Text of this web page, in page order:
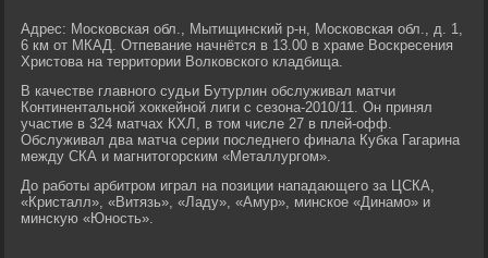
Адрес: Московская обл., Мытищинский р-н, Московская обл., д. 1,
6 км от МКАД. Отпевание начнётся в 13.00 в храме Воскресения
Христова на территории Волковского кладбища.
В качестве главного судьи Бутурлин обслуживал матчи
Континентальной хоккейной лиги с сезона-2010/11. Он принял
участие в 324 матчах КХЛ, в том числе 27 в плей-офф.
Обслуживал два матча серии последнего финала Кубка Гагарина
между СКА и магнитогорским «Металлургом».
До работы арбитром играл на позиции нападающего за ЦСКА,
«Кристалл», «Витязь», «Ладу», «Амур», минское «Динамо» и
минскую «Юность».